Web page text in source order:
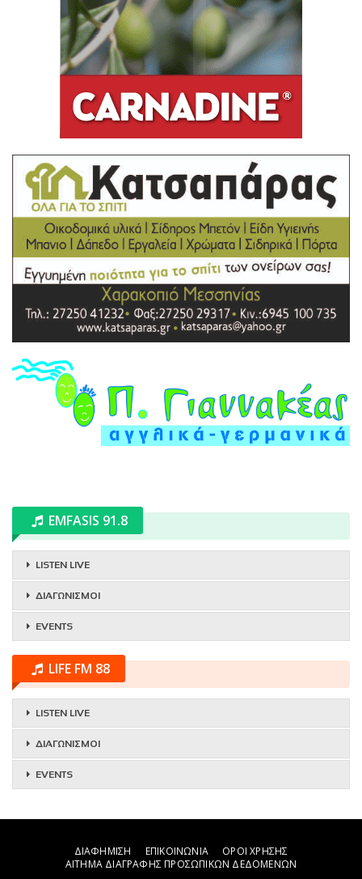
EMFASIS 91.8
LISTEN LIVE
ΔΙΑΓΩΝΙΣΜΟΙ
EVENTS
LIFE FM 88
LISTEN LIVE
ΔΙΑΓΩΝΙΣΜΟΙ
EVENTS
ΔΙΑΦΗΜΙΣΗ ΕΠΙΚΟΙΝΩΝΙΑ
ΟΡΟΙ ΧΡΗΣΗΣ
ΑΙΤΗΜΑ ΔΙΑΓΡΑΦΗΣ ΠΡΟΣΩΠΙΚΩΝ ΔΕΔΟΜΕΝΩΝ